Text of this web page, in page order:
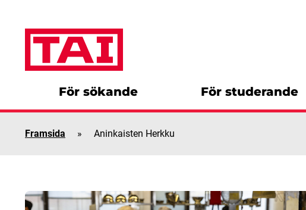
För sökande För studerande
Framsida » Aninkaisten Herkku